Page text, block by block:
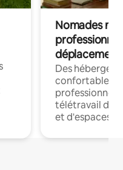
Nomades
déplacement
Des
confortables
professionnels
télétravail
et d'espaces